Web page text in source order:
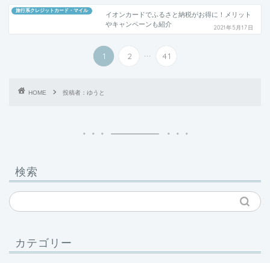
旅行系クレジットカード・マイル
イオンカードでふるさと納税がお得に！メリット
やキャンペーンも紹介
2021年5月17日
1 2 ... 41
HOME 投稿者：ゆうと
検索
カテゴリー